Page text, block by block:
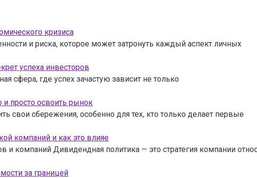
кризиса
и риска, которое может затронуть каждый аспект личных
успеха инвесторов
сфера, где успех зачастую зависит не только
просто освоить рынок
свои сбережения, особенно для тех, кто только делает первые
компаний и как это влияе
и компаний Дивидендная политика — это стратегия компании
за границей